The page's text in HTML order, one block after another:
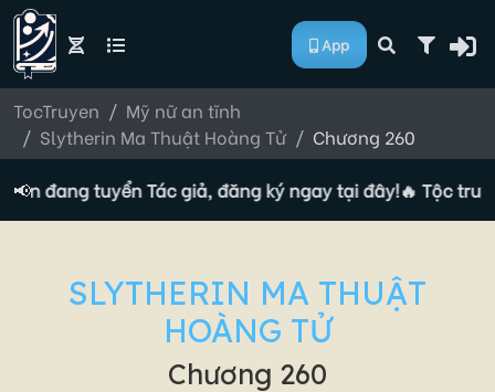
App
TocTruyen
Mỹ nữ an tĩnh
Slytherin Ma Thuật Hoàng Tử
Chương 260
📢đang tuyển Tác giả, đăng ký ngay tại đây!🔥 Tộc
SLYTHERIN MA THUẬT
HOÀNG TỬ
Chương 260